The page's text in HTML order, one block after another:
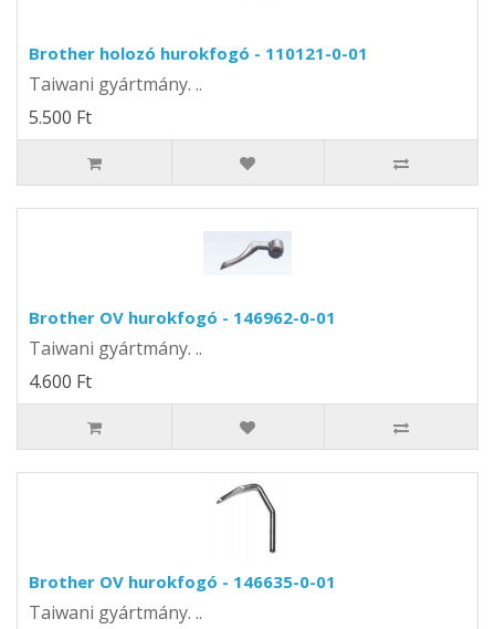
Brother holozó hurokfogó - 110121-0-01
Taiwani gyártmány. ..
5.500 Ft
Brother OV hurokfogó - 146962-0-01
Taiwani gyártmány. ..
4.600 Ft
Brother OV hurokfogó - 146635-0-01
Taiwani gyártmány. ..